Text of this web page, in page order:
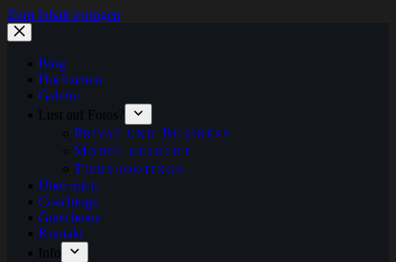
Zum Inhalt springen
Blog
Hochzeiten
Galerie
Lust auf Fotos?
Privat und Business
Model gesucht
Tiershootings
Über mich
Coachings
Gutscheine
Kontakt
Info